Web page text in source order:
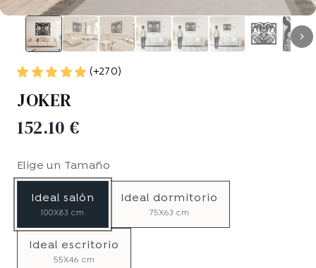
(+270)
JOKER
152.10 €
Elige un Tamaño
Ideal escritorio
55X46 cm
Ideal dormitorio
75X63 cm
Ideal salón
100X83 cm